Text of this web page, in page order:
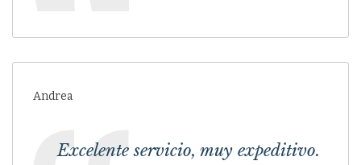
Andrea
Excelente servicio, muy expeditivo.